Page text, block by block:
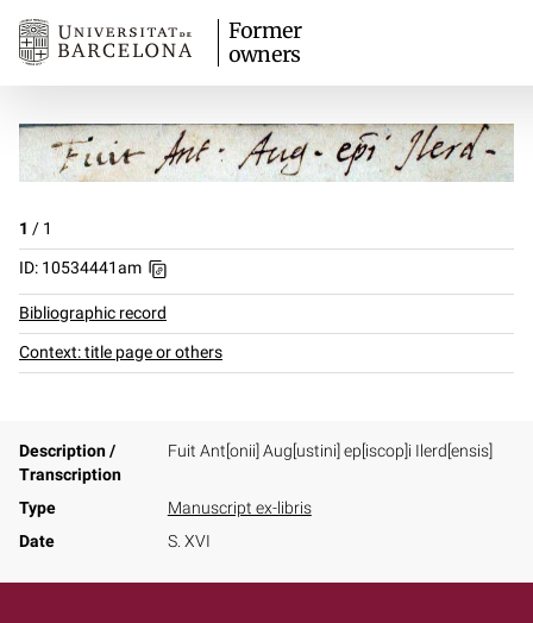
Former
owners
1 / 1
ID: 10534441am
Bibliographic record
Context: title page or others
Description /
Transcription
Fuit Ant[onii] Aug[ustini] ep[iscop]i Ilerd[ensis]
Type
Manuscript ex-libris
Date
S. XVI